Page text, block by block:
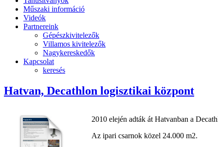
Műszaki információ
Videók
Partnereink
Gépészkivitelezők
Villamos kivitelezők
Nagykereskedők
Kapcsolat
keresés
Hatvan, Decathlon logisztikai központ
2010 elején adták át Hatvanban a
Az ipari csarnok közel 24.000 m2.